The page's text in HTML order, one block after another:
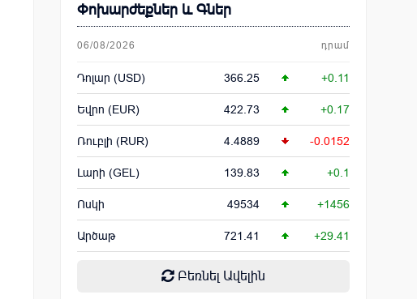
Փոխարժեքներ և Գներ
06/08/2026 դրամ
Դոլար (USD) 366.25 +0.11
Եվրո (EUR) 422.73 +0.17
Ռուբլի (RUR) 4.4889 -0.0152
Լարի (GEL) 139.83 +0.1
Ոսկի 49534 +1456
Արծաթ 721.41 +29.41
Բեռնել Ավելին